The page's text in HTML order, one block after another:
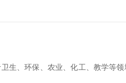
生、环保、农业、化工、教学等